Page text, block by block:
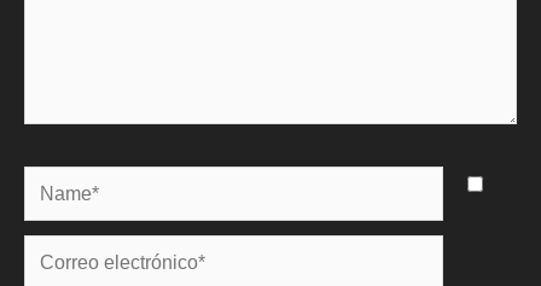
Name*
Correo